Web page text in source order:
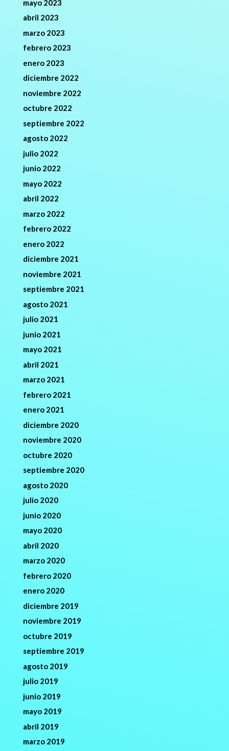
mayo 2023
abril 2023
marzo 2023
febrero 2023
enero 2023
diciembre 2022
noviembre 2022
octubre 2022
septiembre 2022
agosto 2022
julio 2022
junio 2022
mayo 2022
abril 2022
marzo 2022
febrero 2022
enero 2022
diciembre 2021
noviembre 2021
septiembre 2021
agosto 2021
julio 2021
junio 2021
mayo 2021
abril 2021
marzo 2021
febrero 2021
enero 2021
diciembre 2020
noviembre 2020
octubre 2020
septiembre 2020
agosto 2020
julio 2020
junio 2020
mayo 2020
abril 2020
marzo 2020
febrero 2020
enero 2020
diciembre 2019
noviembre 2019
octubre 2019
septiembre 2019
agosto 2019
julio 2019
junio 2019
mayo 2019
abril 2019
marzo 2019